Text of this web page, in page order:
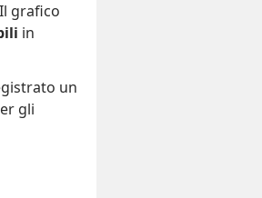
Il grafico
in
un
gli